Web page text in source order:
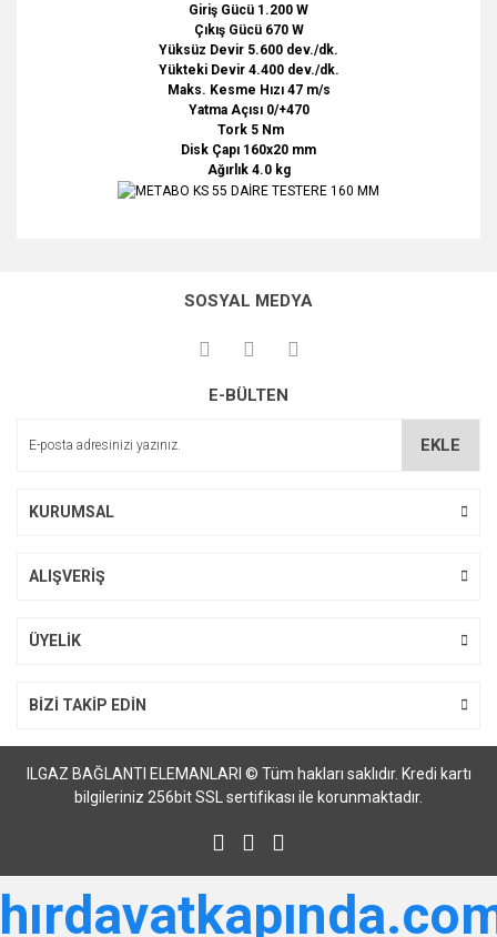
Giriş Gücü 1.200 W
Çıkış Gücü 670 W
Yüksüz Devir 5.600 dev./dk.
Yükteki Devir 4.400 dev./dk.
Maks. Kesme Hızı 47 m/s
Yatma Açısı 0/+470
Tork 5 Nm
Disk Çapı 160x20 mm
Ağırlık 4.0 kg
Yorum Yaz
Soru Sor
Görüş ve önerileriniz için teşekkür ederiz.
Ürün açıklamasında eksik bilgiler bulunuyor.
SOSYAL MEDYA
E-BÜLTEN
EKLE
KURUMSAL
ALIŞVERİŞ
ÜYELİK
BİZİ TAKİP EDİN
ILGAZ BAĞLANTI ELEMANLARI © Tüm hakları saklıdır. Kredi kartı
bilgileriniz 256bit SSL sertifikası ile korunmaktadır.